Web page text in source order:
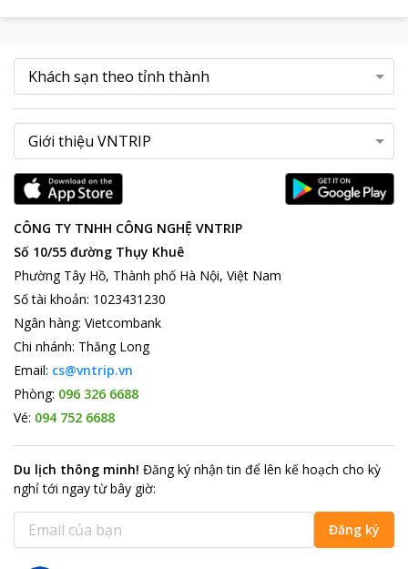
CÔNG TY TNHH CÔNG NGHỆ VNTRIP
Số 10/55 đường Thụy Khuê
Phường Tây Hồ, Thành phố Hà Nội, Việt Nam
Số tài khoản: 1023431230
Ngân hàng: Vietcombank
Chi nhánh: Thăng Long
Email: cs@vntrip.vn
Phòng: 096 326 6688
Vé: 094 752 6688
Du lịch thông minh! Đăng ký nhận tin để lên kế hoạch cho kỳ
nghỉ tới ngay từ bây giờ:
Đăng ký